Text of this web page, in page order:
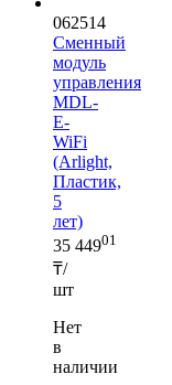
062514
Сменный
модуль
управления
MDL-
E-
WiFi
(Arlight,
Пластик,
5
лет)
35 44901
₸/
шт
Нет
в
наличии